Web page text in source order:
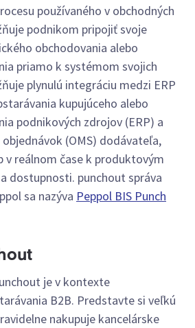
používaného v obchodných
podnikom pripojiť svoje
obchodovania alebo
priamo k systémom svojich
plynulú integráciu medzi ERP
kupujúceho alebo
podnikových zdrojov (ERP) a
(OMS) dodávateľa,
v reálnom čase k produktovým
dostupnosti. punchout správa
sa nazýva Peppol BIS Punch
je v kontexte
B2B. Predstavte si veľkú
nakupuje kancelárske